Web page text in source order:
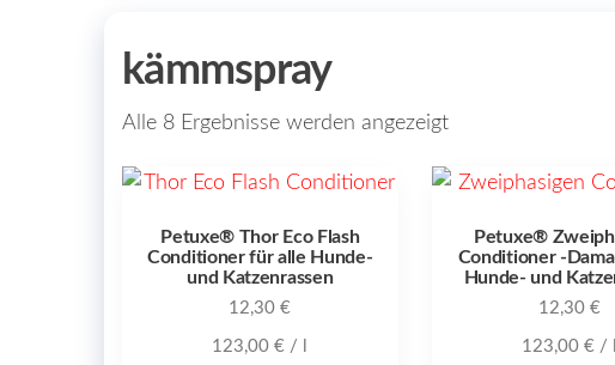
kämmspray
Alle 8 Ergebnisse werden angezeigt
Petuxe® Thor Eco Flash
Conditioner für alle Hunde-
und Katzenrassen
12,30€
123,00€ /
Petuxe®
Conditioner -
Hunde- und
12,30€
123,00€ /